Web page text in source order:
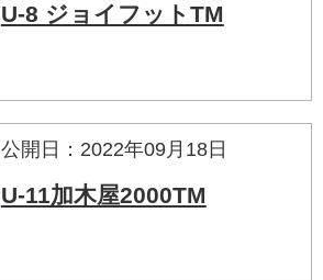
U-8 ジョイフットTM
公開日：2022年09月18日
U-11加木屋2000TM